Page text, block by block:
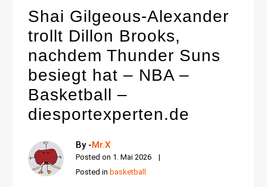
Shai Gilgeous-Alexander
trollt Dillon Brooks,
nachdem Thunder Suns
besiegt hat – NBA –
Basketball –
diesportexperten.de
By -Mr.X
Posted on 1. Mai 2026
Posted in basketball